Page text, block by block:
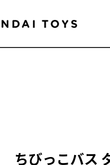
ちびっこバス